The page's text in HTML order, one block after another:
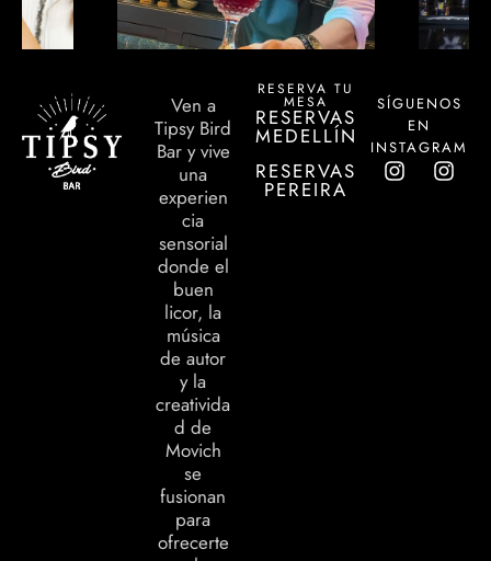
Ven a
Tipsy Bird
Bar y vive
una
experien
cia
sensorial
donde el
buen
licor, la
música
de autor
y la
creativida
d de
Movich
se
fusionan
para
ofrecerte
RESERVA TU
MESA
RESERVAS
MEDELLÍN
RESERVAS
PEREIRA
SÍGUENOS
EN
INSTAGRAM